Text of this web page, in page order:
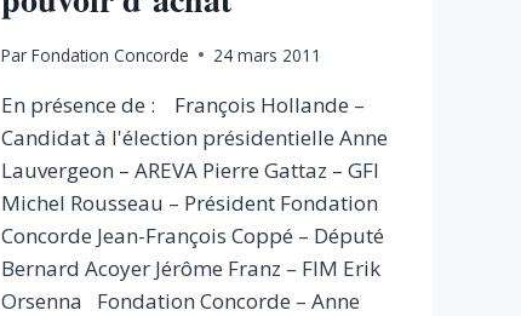
Par Fondation Concorde 24 mars 2011
En présence de : François Hollande –
Candidat à l'élection présidentielle Anne
Lauvergeon – AREVA Pierre Gattaz – GFI
Michel Rousseau – Président Fondation
Concorde Jean-François Coppé – Député
Bernard Acoyer Jérôme Franz – FIM Erik
Orsenna Fondation Concorde – Anne